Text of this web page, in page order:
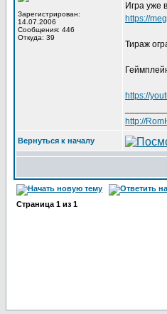
Зарегистрирован:
14.07.2006
Сообщения: 446
Откуда: 39
Игра уже
https://
Тираж
https://
http://
Вернуться к началу
Страница 1 из 1